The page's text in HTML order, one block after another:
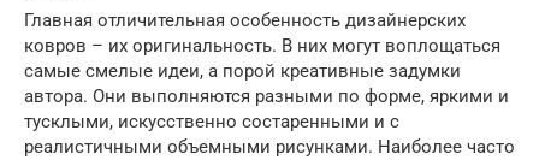
Главная отличительная особенность дизайнерских
ковров – их оригинальность. В них могут воплощаться
самые смелые идеи, а порой креативные задумки
автора. Они выполняются разными по форме, яркими и
тусклыми, искусственно состаренными и с
реалистичными объемными рисунками. Наиболее часто